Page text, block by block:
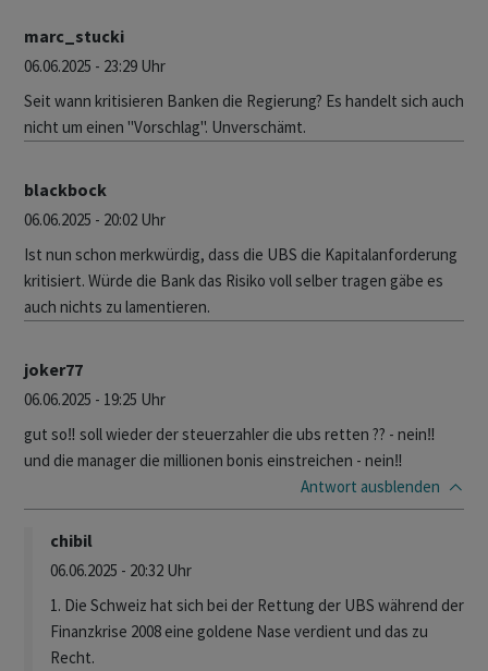
marc_stucki
06.06.2025 - 23:29 Uhr
Seit wann kritisieren Banken die Regierung? Es handelt sich auch
nicht um einen "Vorschlag". Unverschämt.
blackbock
06.06.2025 - 20:02 Uhr
Ist nun schon merkwürdig, dass die UBS die Kapitalanforderung
kritisiert. Würde die Bank das Risiko voll selber tragen gäbe es
auch nichts zu lamentieren.
joker77
06.06.2025 - 19:25 Uhr
gut so‼️ soll wieder der steuerzahler die ubs retten ?? - nein‼️
und die manager die millionen bonis einstreichen - nein‼️
Antwort ausblenden
chibil
06.06.2025 - 20:32 Uhr
1. Die Schweiz hat sich bei der Rettung der UBS während der
Finanzkrise 2008 eine goldene Nase verdient und das zu
Recht.